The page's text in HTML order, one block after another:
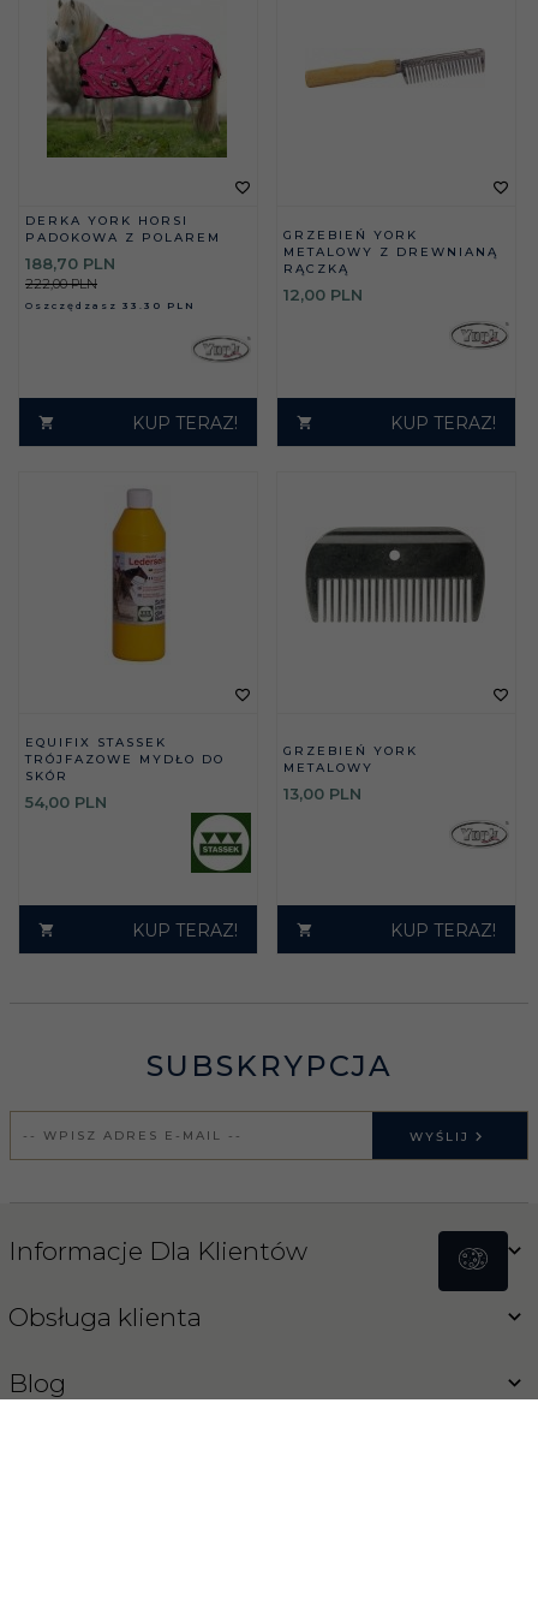
DERKA YORK HORSI
PADOKOWA Z POLAREM
188,70 PLN
222,00 PLN
Oszczędzasz 33.30 PLN
KUP TERAZ!
GRZEBIEŃ YORK
METALOWY Z DREWNIANĄ
RĄCZKĄ
12,00 PLN
KUP TERAZ!
EQUIFIX STASSEK
TRÓJFAZOWE MYDŁO DO
SKÓR
54,00 PLN
KUP TERAZ!
GRZEBIEŃ YORK
METALOWY
13,00 PLN
KUP TERAZ!
SUBSKRYPCJA
WYŚLIJ
Informacje Dla Klientów
Obsługa klienta
Blog